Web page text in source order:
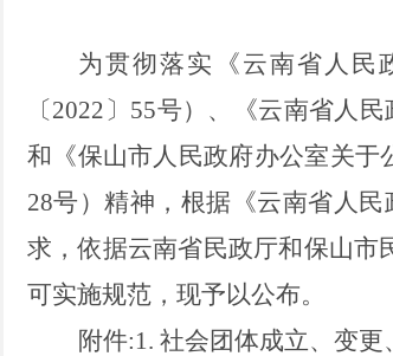
为贯彻落实《云南省人民
〔2022 〕 55号） 、 《云南省人
和 《保山市人民政府办公室关
28号）精神，根据《云南省人
求，依据云南省民政厅和保山市
可实施规范，现予以公布。
附件:1. 社会团体成立、变